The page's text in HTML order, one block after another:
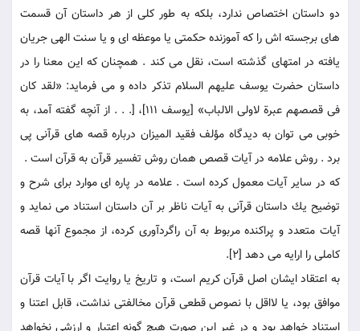
دو داستان اختصاص ندارد، بلكه به طور كلى از هر داستان آن قسمت
هاى برجسته اش را كه آموزنده حكمتى يا موعظه اى و يا سنت الهى جريان
يافته در امتهاى گذشته است، نقل می كند . همچنان كه اين معنا را در
داستان حضرت يوسف عليهم السلام تذكر داده و می فرمايد: «لقد كان
فى قصصهم عبرة لاولى الالباب‏» [يوسف 111]، [. . . از آنچه گفته آمد، به
خوبى می توان به ديدگاه مؤلف فقيد الميزان درباره قصه هاى قرآنى پى
برد . روش علامه در آيات قصص همان روش تفسير قرآن به قرآن است .
كه در ساير آيات معمول كرده است . علامه در پاره اى موارد براى شرح و
توضيح يك داستان قرآنى به آيات ناظر بر آن داستان استناد می نمايد و
آيات متعدد و پراكنده مربوط به آن راگردآورى كرده، از مجموع آنها قصه
كاملى را ارايه می دهد [2].
به اعتقاد ايشان اصل قرآن كريم است، و تاريخ يا روايت اگر با آيات قرآن
موافق بود، يا لااقل با نصوص قطعى قرآن مخالفتى نداشت، قابل اعتنا و